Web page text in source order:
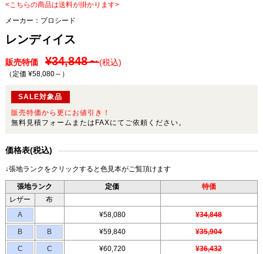
<こちらの商品は送料が掛かります>
メーカー： プロシード
レンディイス
販売特価 ¥34,848～(税込)
（定価 ¥58,080～ ）
SALE対象品
販売特価から更にお値引き！
無料見積フォームまたはFAXにてご依頼ください。
価格表(税込)
↓張地ランクをクリックすると色見本がご覧頂けます
張地ランク 定価
特価
レザー
布
A
¥58,080 ¥34,848
B B ¥59,840 ¥35,904
C C ¥60,720 ¥36,432